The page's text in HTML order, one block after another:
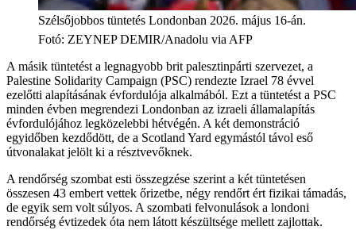
Szélsőjobbos tüntetés Londonban 2026. május 16-án.
Fotó: ZEYNEP DEMIR/Anadolu via AFP
A másik tüntetést a legnagyobb brit palesztinpárti szervezet, a
Palestine Solidarity Campaign (PSC) rendezte Izrael 78 évvel
ezelőtti alapításának évfordulója alkalmából. Ezt a tüntetést a PSC
minden évben megrendezi Londonban az izraeli államalapítás
évfordulójához legközelebbi hétvégén. A két demonstráció
egyidőben kezdődött, de a Scotland Yard egymástól távol eső
útvonalakat jelölt ki a résztvevőknek.
A rendőrség szombat esti összegzése szerint a két tüntetésen
összesen 43 embert vettek őrizetbe, négy rendőrt ért fizikai támadás,
de egyik sem volt súlyos. A szombati felvonulások a londoni
rendőrség évtizedek óta nem látott készültsége mellett zajlottak.